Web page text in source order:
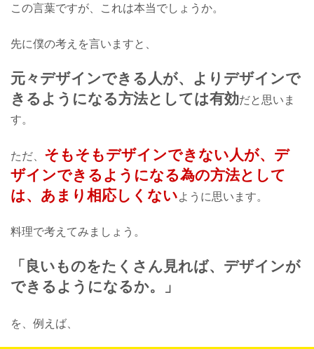
この言葉ですが、 これは本当でしょうか。
先に僕の考えを言いますと、
元々デザインできる人が、 よりデザインで
きるようになる方法としては有効だと思いま
す。
ただ、 そもそもデザインできない人が、 デ
ザインできるようになる為の方法として
は、 あまり相応しくないように思います。
料理で考えてみましょう。
「良いものをたくさん見れば、 デザインが
できるようになるか。」
を、例えば、